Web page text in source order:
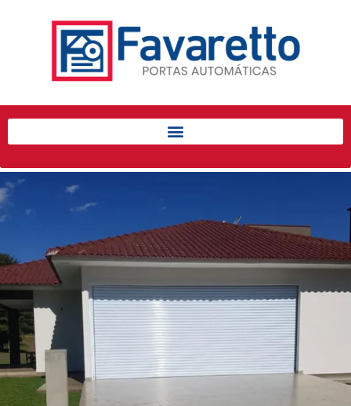
Início
Porta de Enrolar Automática
Automatizadores
Acessórios Para Portas de
Enrolar
Pintura eletrostática
Portfólio
Contato